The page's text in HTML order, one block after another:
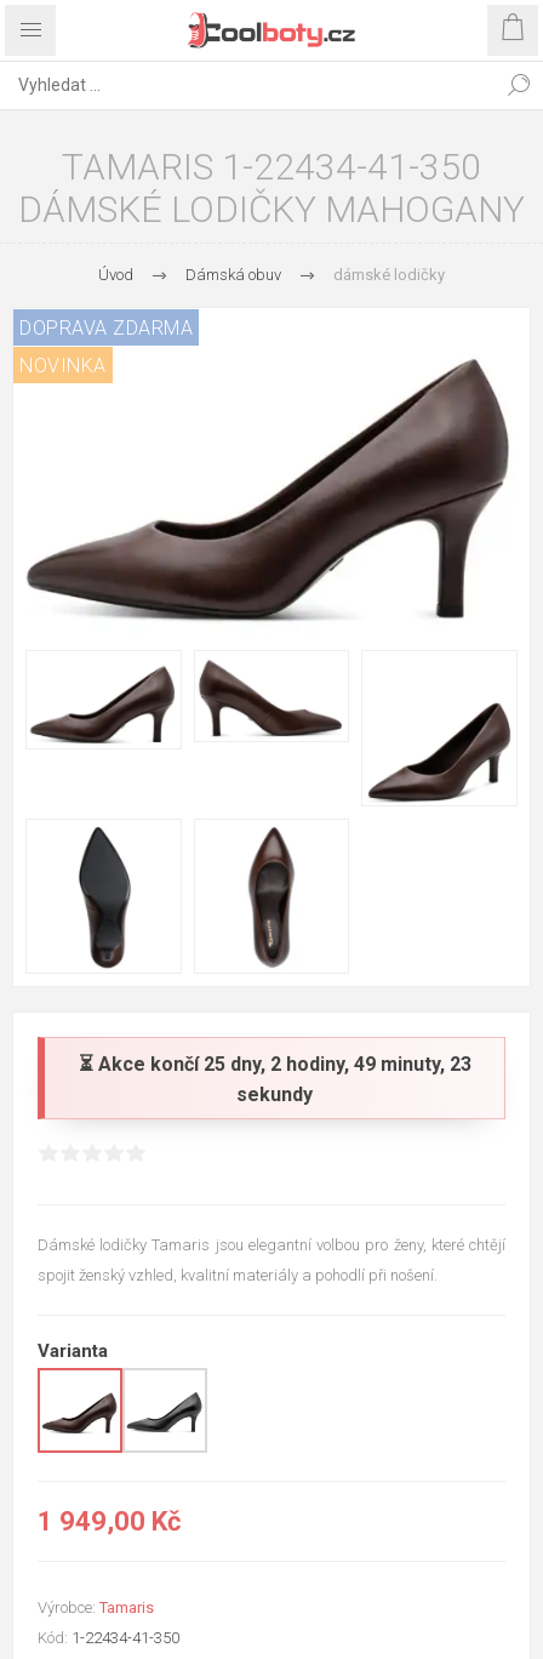
TAMARIS 1-22434-41-350
DÁMSKÉ LODIČKY MAHOGANY
Úvod Dámská obuv dámské lodičky
DOPRAVA ZDARMA
NOVINKA
⏳ Akce končí 25 dny, 2 hodiny, 49 minuty, 22
sekundy
Dámské lodičky Tamaris jsou elegantní volbou pro ženy, které chtějí
spojit ženský vzhled, kvalitní materiály a pohodlí při nošení.
Varianta
1 949,00 Kč
Výrobce: Tamaris
Kód: 1-22434-41-350